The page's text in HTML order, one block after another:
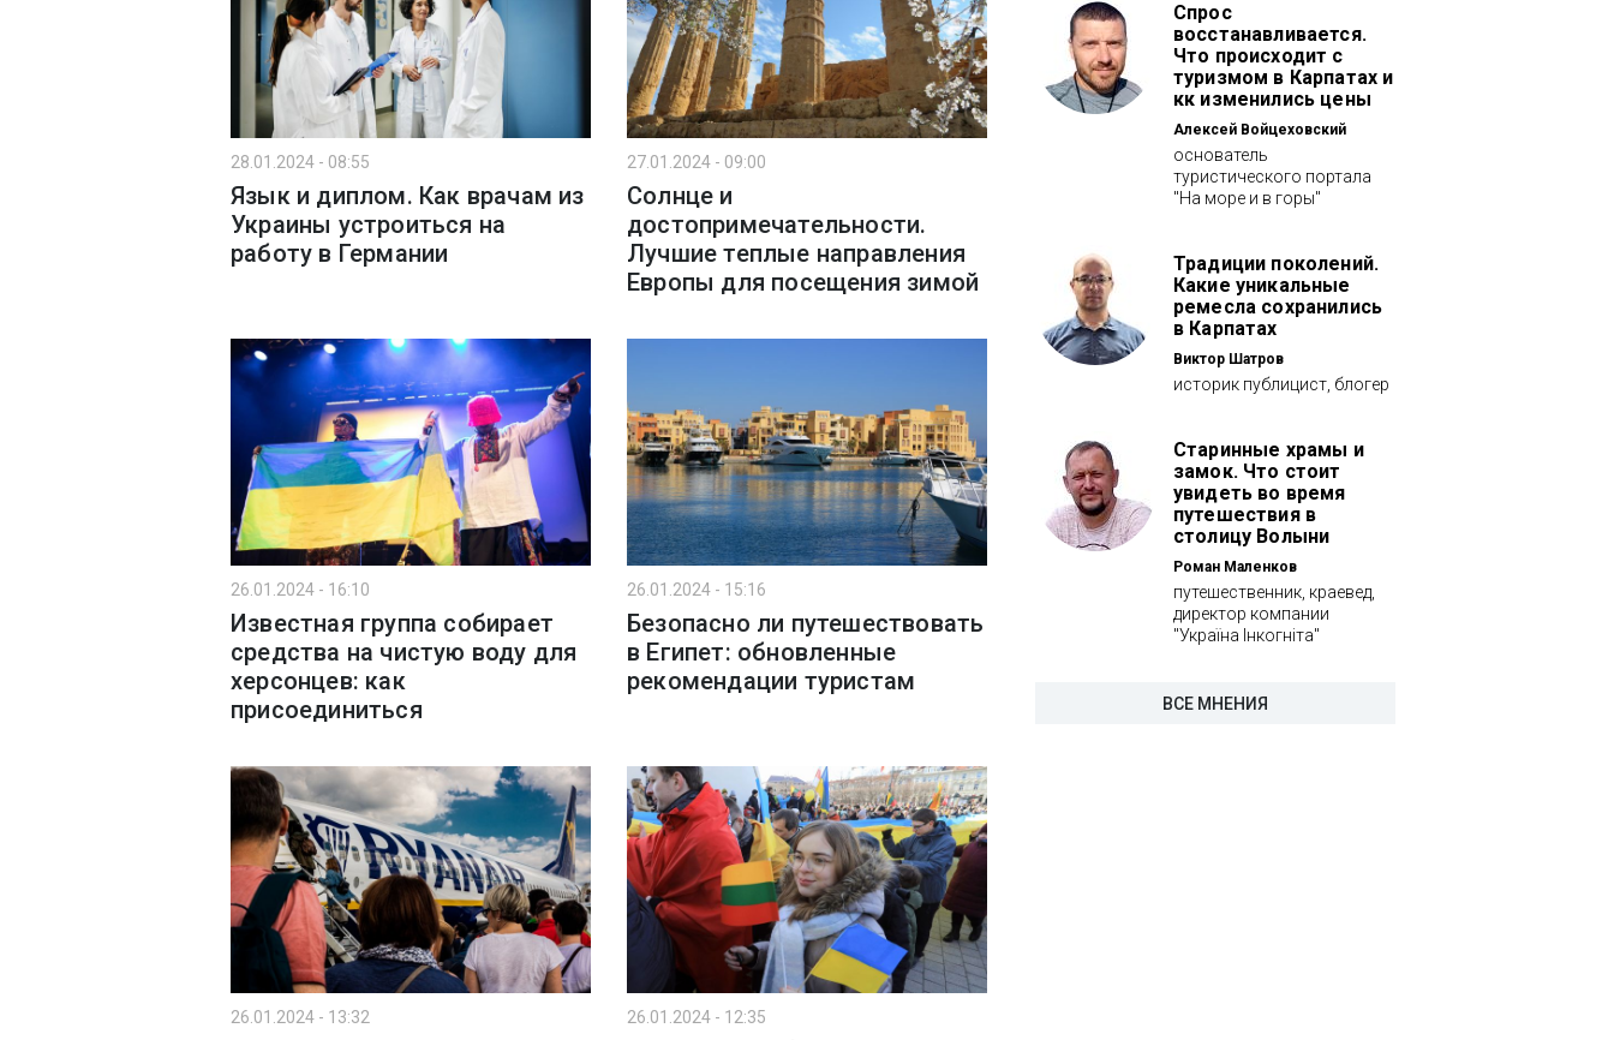
28.01.2024 - 08:55
Язык и диплом. Как врачам из
Украины устроиться на
работу в Германии
27.01.2024 - 09:00
Солнце и
достопримечательности.
Лучшие теплые направления
Европы для посещения зимой
26.01.2024 - 16:10
Известная группа собирает
средства на чистую воду для
херсонцев: как
присоединиться
26.01.2024 - 15:16
Безопасно ли путешествовать
в Египет: обновленные
рекомендации туристам
26.01.2024 - 13:32 26.01.2024 - 12:35
Спрос
восстанавливается.
Что происходит с
туризмом в Карпатах и
кк изменились цены
Алексей Войцеховский
основатель
туристического портала
"На море и в горы"
Традиции поколений.
Какие уникальные
ремесла сохранились
в Карпатах
Виктор Шатров
историк публицист, блогер
Старинные храмы и
замок. Что стоит
увидеть во время
путешествия в
столицу Волыни
Роман Маленков
путешественник, краевед,
директор компании
"Україна Інкогніта"
ВСЕ МНЕНИЯ